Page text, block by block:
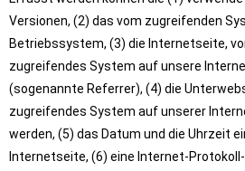
Versionen, (2) das vom zugreifenden
Betriebssystem, (3) die Internetseite,
zugreifendes System auf unsere
(sogenannte Referrer), (4) die
zugreifendes System auf unserer
werden, (5) das Datum und die Uhrzeit
Internetseite, (6) eine Internet-